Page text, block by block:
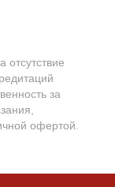
отсутствие
за
офертой.